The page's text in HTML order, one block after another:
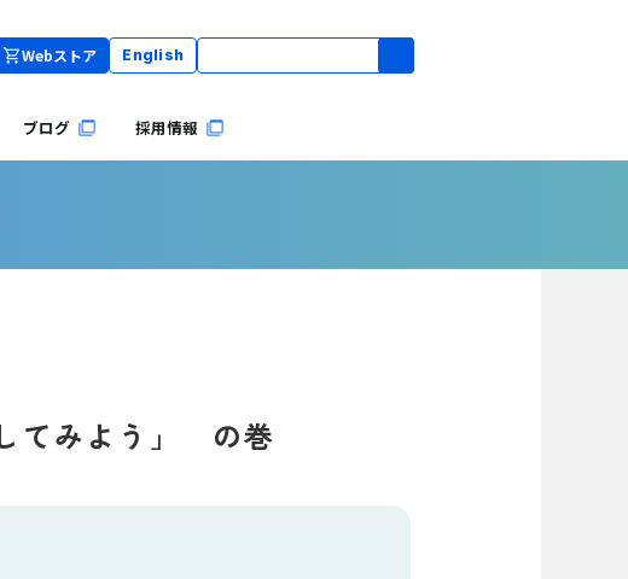
Webストア English
ブログ 採用情報
てみよう」 の巻